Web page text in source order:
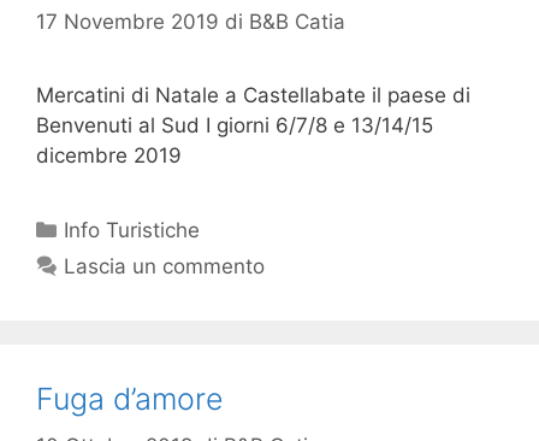
17 Novembre 2019 di B&B Catia
Mercatini di Natale a Castellabate il paese di
Benvenuti al Sud I giorni 6/7/8 e 13/14/15
dicembre 2019
Info Turistiche
Lascia un commento
Fuga d’amore